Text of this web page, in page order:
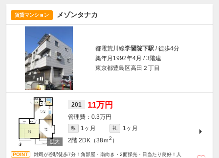
賃貸マンション メゾンタナカ
都電荒川線学習院下駅 / 徒歩4分
築年月1992年4月 / 3階建
東京都豊島区高田２丁目
201 11万円
0.3万円
敷 1ヶ月 礼
1ヶ月
2階 2DK（38ｍ2 ）
雑司が谷駅徒歩7分！角部屋・南向き・2面採光・日当たり良好！人